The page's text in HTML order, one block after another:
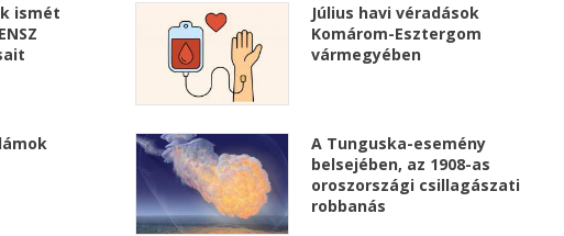
ismét
Július havi véradások
Komárom-Esztergom
vármegyében
A Tunguska-esemény
belsejében, az 1908-as
oroszországi csillagászati ​​
robbanás